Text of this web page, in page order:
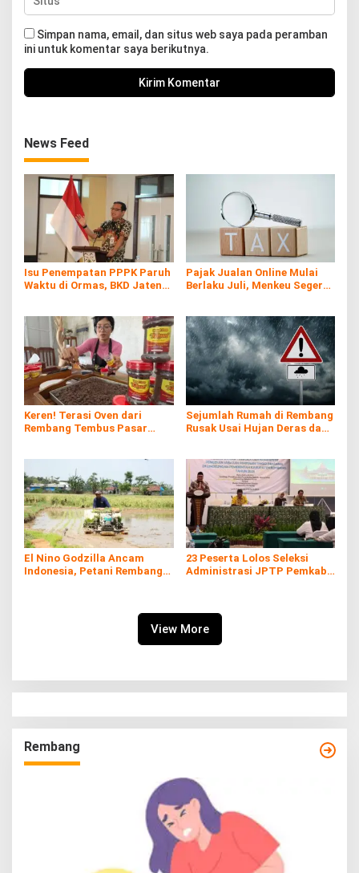
Simpan nama, email, dan situs web saya pada peramban
ini untuk komentar saya berikutnya.
News Feed
Isu Penempatan PPPK Paruh
Waktu di Ormas, BKD Jateng
Pajak Jualan Online Mulai
Berlaku Juli, Menkeu Segera
Keren! Terasi Oven dari
Rembang Tembus Pasar
Sejumlah Rumah di Rembang
Rusak Usai Hujan Deras dan
El Nino Godzilla Ancam
Indonesia, Petani Rembang
23 Peserta Lolos Seleksi
Administrasi JPTP Pemkab
View More
Rembang